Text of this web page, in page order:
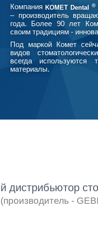
Компания KOMET Dental ®
– производитель
года. Более 90 лет
своим традициям -
Под маркой Комет
видов
всегда используются
материалы.
(производитель -